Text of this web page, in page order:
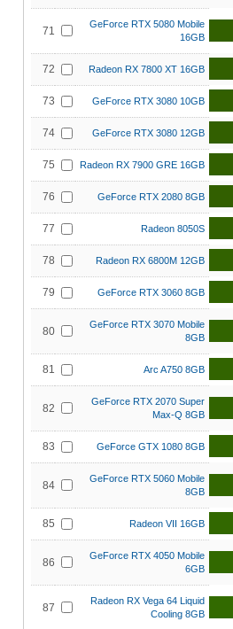
71
GeForce RTX 5080 Mobile
16GB
72 Radeon RX 7800 XT 16GB
73 GeForce RTX 3080 10GB
74 GeForce RTX 3080 12GB
75 Radeon RX 7900 GRE 16GB
76 GeForce RTX 2080 8GB
77 Radeon 8050S
78 Radeon RX 6800M 12GB
79 GeForce RTX 3060 8GB
80
GeForce RTX 3070 Mobile
8GB
81 Arc A750 8GB
82
GeForce RTX 2070 Super
Max-Q 8GB
83 GeForce GTX 1080 8GB
84
GeForce RTX 5060 Mobile
8GB
85 Radeon VII 16GB
86
GeForce RTX 4050 Mobile
6GB
87
Radeon RX Vega 64 Liquid
Cooling 8GB